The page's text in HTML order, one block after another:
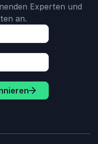
Experten und
an.